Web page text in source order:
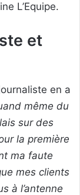
L’Equipe.
et
en a
même du
sur des
la première
ma faute
mes clients
à l’antenne